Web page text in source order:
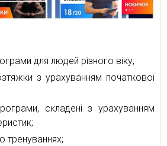
для людей різного віку;
з урахуванням початкової
складені з урахуванням
тренуваннях;